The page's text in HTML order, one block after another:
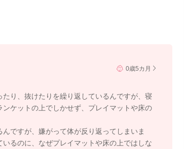
0歳5カ月
り、抜けたりを繰り返しているんですが、寝
ケットの上でしかせず、プレイマットや床の
ですが、嫌がって体が反り返ってしまいま
るのに、なぜプレイマットや床の上ではしな